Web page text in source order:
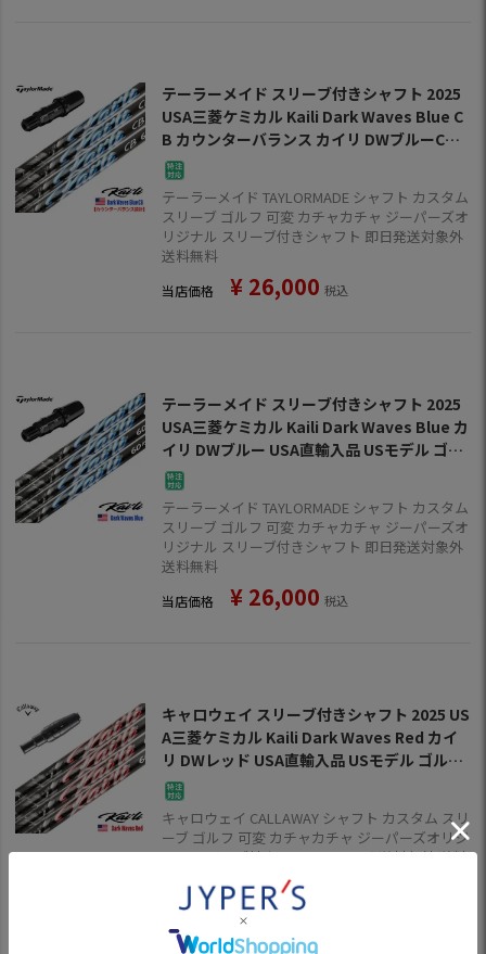
テーラーメイド スリーブ付きシャフト 2025
USA三菱ケミカル Kaili Dark Waves Blue C
B カウンターバランス カイリ DWブルーCB U
SA直輸入品 USモデル ゴルフ シャフト (Qi35
／Qi10／BRNR MINI／STEALTH／SIM)
テーラーメイド TAYLORMADE シャフト カスタム
スリーブ ゴルフ 可変 カチャカチャ ジーパーズオ
リジナル スリーブ付きシャフト 即日発送対象外
送料無料
当店価格 ¥ 26,000 税込
テーラーメイド スリーブ付きシャフト 2025
USA三菱ケミカル Kaili Dark Waves Blue カ
イリ DWブルー USA直輸入品 USモデル ゴル
フ シャフト (Qi35／Qi10／BRNR MINI／STE
ALTH／SIM)
テーラーメイド TAYLORMADE シャフト カスタム
スリーブ ゴルフ 可変 カチャカチャ ジーパーズオ
リジナル スリーブ付きシャフト 即日発送対象外
送料無料
当店価格 ¥ 26,000 税込
キャロウェイ スリーブ付きシャフト 2025 US
A三菱ケミカル Kaili Dark Waves Red カイ
リ DWレッド USA直輸入品 USモデル ゴルフ
シャフト (ELYTE／PARADYM／ROGUE ST／
EPIC／MAVRIK)
キャロウェイ CALLAWAY シャフト カスタム スリ
ーブ ゴルフ 可変 カチャカチャ ジーパーズオリジ
ナル スリーブ付きシャフト 即日発送対象外 送料
当店価格 ¥26,000